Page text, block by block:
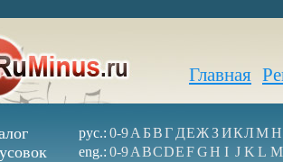
Главная
рус.: 0-9А БВГ ДЕЖ З ИКЛМН
eng.: 0-9ABCDEFGH I J K L M